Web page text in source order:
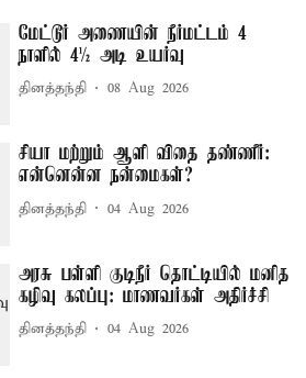
மேட்டூர் அணையின் நீர்மட்டம் 4
நாளில் 4½ அடி உயர்வு
தினத்தந்தி 08 Aug 2026
சியா மற்றும் ஆளி விதை தண்ணீர்:
என்னென்ன நன்மைகள்?
தினத்தந்தி 04 Aug 2026
அரசு பள்ளி குடிநீர் தொட்டியில் மனித
கழிவு கலப்பு: மாணவர்கள் அதிர்ச்சி
தினத்தந்தி 04 Aug 2026